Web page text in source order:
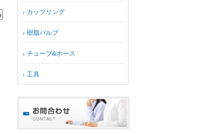
カップリング
樹脂バルブ
チューブ&ホース
工具